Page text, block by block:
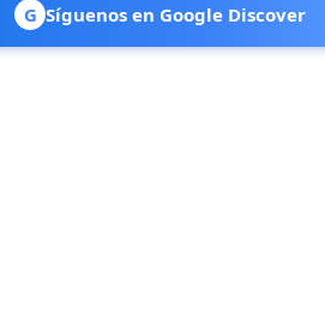
G Síguenos en Google Discover